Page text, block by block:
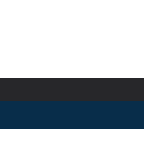
our services, you